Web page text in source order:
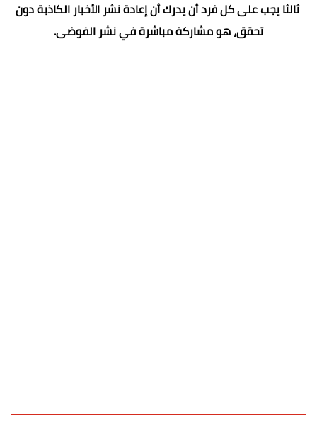
ثالثا يجب على كل فرد أن يدرك أن إعادة نشر الأخبار الكاذبة دون
تحقق، هو مشاركة مباشرة في نشر الفوضى.